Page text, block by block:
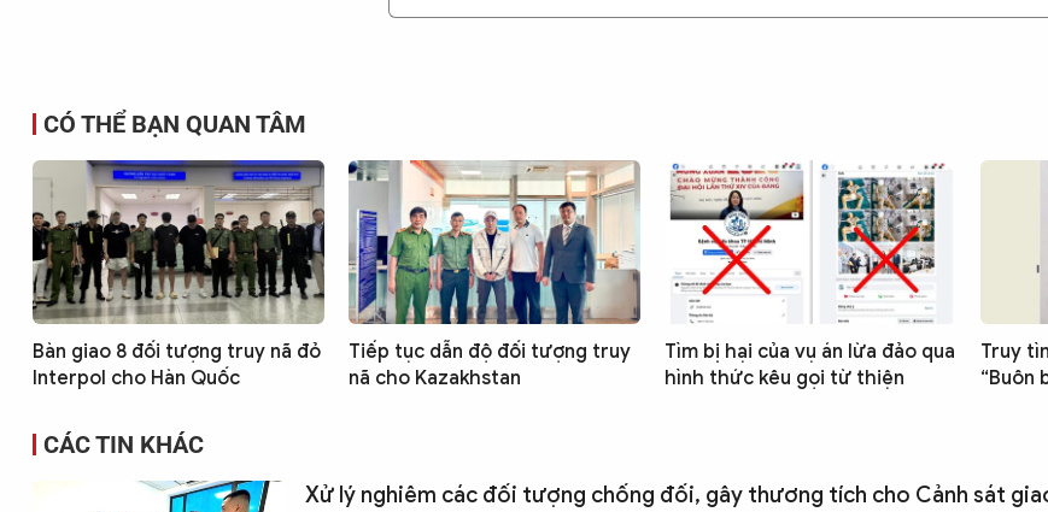
CÓ THỂ BẠN QUAN TÂM
Bàn giao 8 đối tượng truy nã đỏ
Interpol cho Hàn Quốc
Tiếp tục dẫn độ đối tượng truy
nã cho Kazakhstan
Tìm bị hại của vụ án lừa đảo qua
hình thức kêu gọi từ thiện
Truy
“Buôn
CÁC TIN KHÁC
Xử lý nghiêm các đối tượng chống đối, gây thương tích cho Cảnh sát